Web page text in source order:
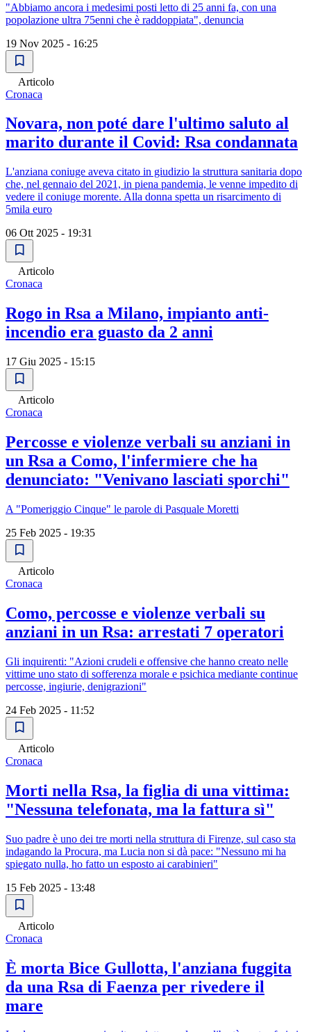
"Abbiamo ancora i medesimi posti letto di 25 anni fa, con una
popolazione ultra 75enni che è raddoppiata", denuncia
19 Nov 2025 - 16:25
Articolo
Cronaca
Novara, non poté dare l'ultimo saluto al
marito durante il Covid: Rsa condannata
L'anziana coniuge aveva citato in giudizio la struttura sanitaria dopo
che, nel gennaio del 2021, in piena pandemia, le venne impedito di
vedere il coniuge morente. Alla donna spetta un risarcimento di
5mila euro
06 Ott 2025 - 19:31
Articolo
Cronaca
Rogo in Rsa a Milano, impianto anti-
incendio era guasto da 2 anni
17 Giu 2025 - 15:15
Articolo
Cronaca
Percosse e violenze verbali su anziani in
un Rsa a Como, l'infermiere che ha
denunciato: "Venivano lasciati sporchi"
A "Pomeriggio Cinque" le parole di Pasquale Moretti
25 Feb 2025 - 19:35
Articolo
Cronaca
Como, percosse e violenze verbali su
anziani in un Rsa: arrestati 7 operatori
Gli inquirenti: "Azioni crudeli e offensive che hanno creato nelle
vittime uno stato di sofferenza morale e psichica mediante continue
percosse, ingiurie, denigrazioni"
24 Feb 2025 - 11:52
Articolo
Cronaca
Morti nella Rsa, la figlia di una vittima:
"Nessuna telefonata, ma la fattura sì"
Suo padre è uno dei tre morti nella struttura di Firenze, sul caso sta
indagando la Procura, ma Lucia non si dà pace: "Nessuno mi ha
spiegato nulla, ho fatto un esposto ai carabinieri"
15 Feb 2025 - 13:48
Articolo
Cronaca
È morta Bice Gullotta, l'anziana fuggita
da una Rsa di Faenza per rivedere il
mare